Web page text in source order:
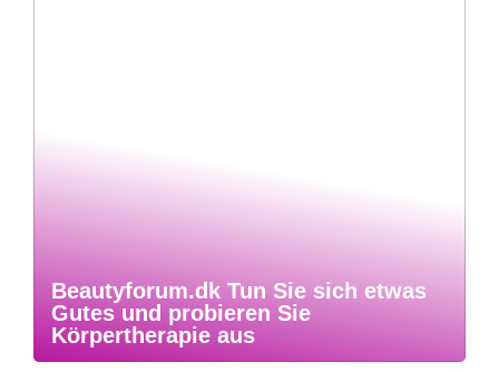
Beautyforum.dk Tun Sie sich etwas
Gutes und probieren Sie
Körpertherapie aus